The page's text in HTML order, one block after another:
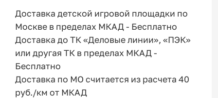
Доставка детской игровой площадки по
Москве в пределах МКАД - Бесплатно
Доставка до ТК «Деловые линии», «ПЭК»
или другая ТК в пределах МКАД -
Бесплатно
Доставка по МО считается из расчета 40
руб./км от МКАД